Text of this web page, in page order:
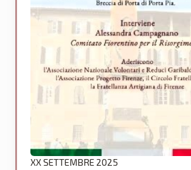
XX SETTEMBRE 2025